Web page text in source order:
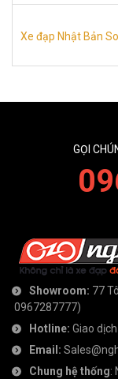
Xe đạp Nhật Bản
GỌI
Showroom: 77
0967287777)
Hotline: Giao
Email:
Chung hệ thống: